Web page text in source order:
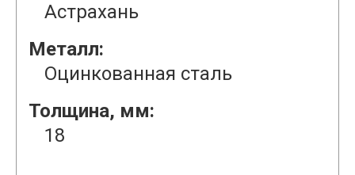
Астрахань
Металл:
Оцинкованная сталь
Толщина, мм:
18